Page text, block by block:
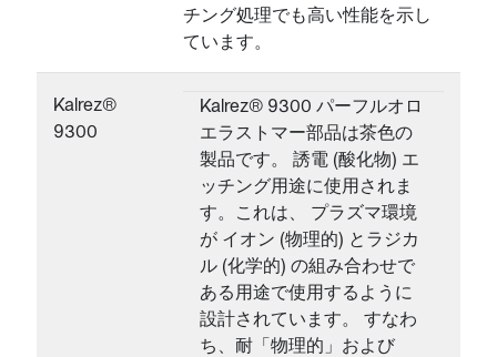
チング処理でも高い性能を示し
ています。
Kalrez®
9300
Kalrez® 9300 パーフルオロ
エラストマー部品は茶色の
製品です。 誘電 (酸化物) エ
ッチング用途に使用されま
す。これは、 プラズマ環境
が イオン (物理的) とラジカ
ル (化学的) の組み合わせで
ある用途で使用するように
設計されています。 すなわ
ち、耐「物理的」および